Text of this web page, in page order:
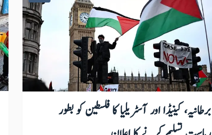
برطانیہ، کینیڈا اور آسٹریلیا کا فلسطین کو بطور